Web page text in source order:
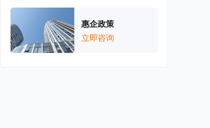
惠企政策
立即咨询